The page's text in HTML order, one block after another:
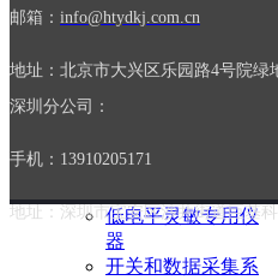
2系示波器
器
ꁇ 泰克科技Tektronix
数字万用表
低电平灵敏专用仪
器
开关和数据采集系
邮箱： info@htydkj.com.cn
地址：北京市大兴区乐园路4号院绿
深圳分公司：
手机：13910205171
地址：深圳市宝安区沙井街道巨基